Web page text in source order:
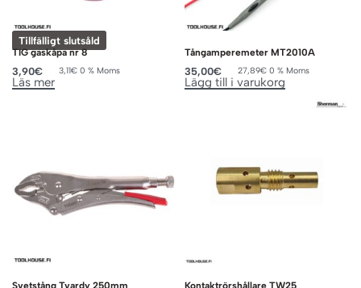
Tillfälligt slutsåld
TIG gaskåpa nr 8
3,90€ 3,11€ 0 % Moms
Läs mer
Tångamperemeter MT2010A
35,00€ 27,89€ 0 % Moms
Lägg till i varukorg
Svetstång Tvardy 250mm
Kontaktrörshållare TW25